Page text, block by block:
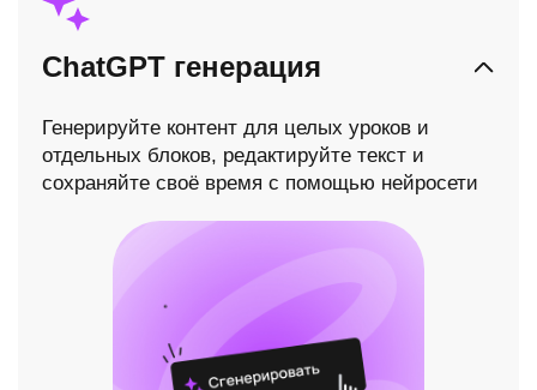
ChatGPT генерация
Генерируйте контент для целых уроков и
отдельных блоков, редактируйте текст и
сохраняйте своё время с помощью нейросети